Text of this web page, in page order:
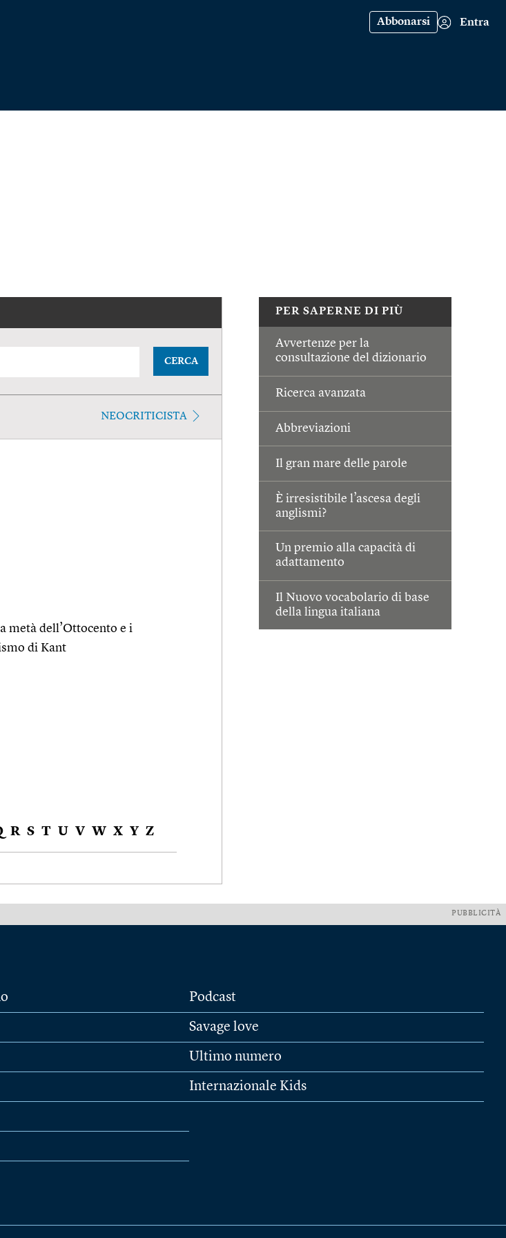
Abbonarsi Entra
PER SAPERNE DI PIÙ
Avvertenze per la
consultazione del dizionario
Ricerca avanzata
Abbreviazioni
Il gran mare delle parole
È irresistibile l’ascesa degli
anglismi?
Un premio alla capacità di
adattamento
Il Nuovo vocabolario di base
della lingua italiana
CERCA
NEOCRITICISTA
metà dell’Ottocento e i
di Kant
R S T U V W X Y Z
PUBBLICITÀ
Podcast
Savage love
Ultimo numero
Internazionale Kids